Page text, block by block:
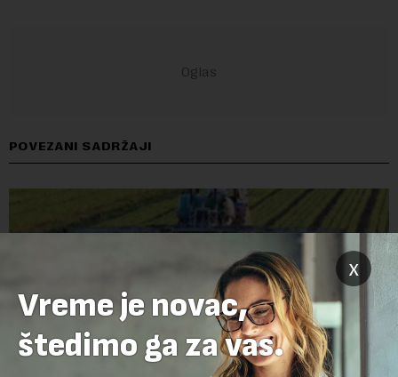
POVEZANI SADRŽAJI
x
Vreme je novac,
štedimo ga za vas.